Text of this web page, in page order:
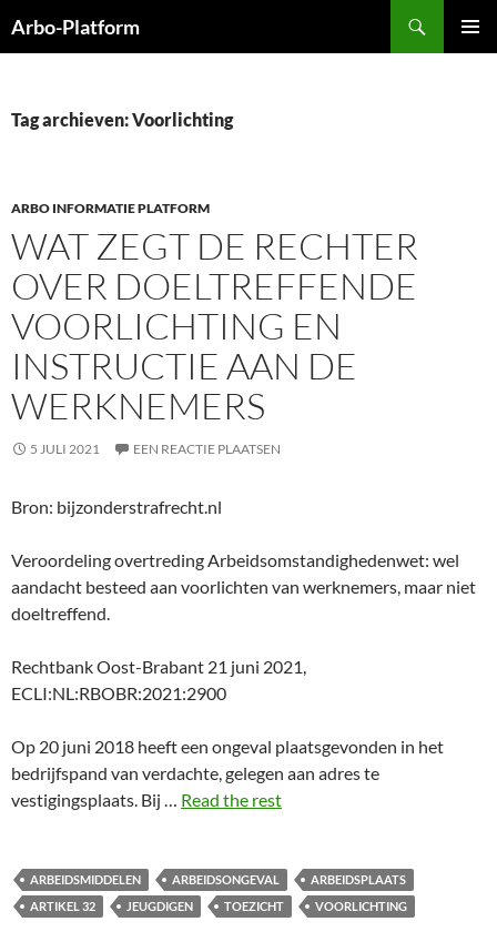
naar
Arbo-Platform
Tag archieven: Voorlichting
ARBO INFORMATIE PLATFORM
WAT ZEGT DE RECHTER
OVER DOELTREFFENDE
VOORLICHTING EN
INSTRUCTIE AAN DE
WERKNEMERS
5 JULI 2021 EEN REACTIE PLAATSEN
Bron: bijzonderstrafrecht.nl
Veroordeling overtreding Arbeidsomstandighedenwet: wel
aandacht besteed aan voorlichten van werknemers, maar niet
doeltreffend.
Rechtbank Oost-Brabant 21 juni 2021,
ECLI:NL:RBOBR:2021:2900
Op 20 juni 2018 heeft een ongeval plaatsgevonden in het
bedrijfspand van verdachte, gelegen aan adres te
vestigingsplaats. Bij … Read the rest
ARBEIDSMIDDELEN ARBEIDSONGEVAL
ARBEIDSPLAATS
ARTIKEL 32
JEUGDIGEN TOEZICHT VOORLICHTING